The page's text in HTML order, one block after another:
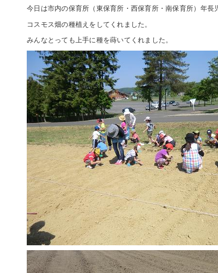
今日は市内の保育所（東保育所・西保育所・南保育所）年長
コスモス畑の種植えをしてくれました。
みんなとっても上手に種を蒔いてくれました。